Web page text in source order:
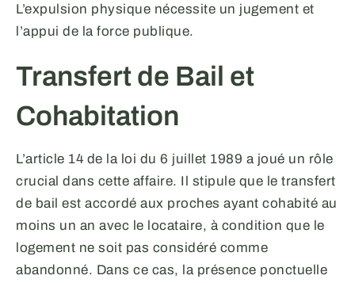
L’expulsion physique nécessite un jugement et
l’appui de la force publique.
Transfert de Bail et
Cohabitation
L’article 14 de la loi du 6 juillet 1989 a joué un rôle
crucial dans cette affaire. Il stipule que le transfert
de bail est accordé aux proches ayant cohabité au
moins un an avec le locataire, à condition que le
logement ne soit pas considéré comme
abandonné. Dans ce cas, la présence ponctuelle